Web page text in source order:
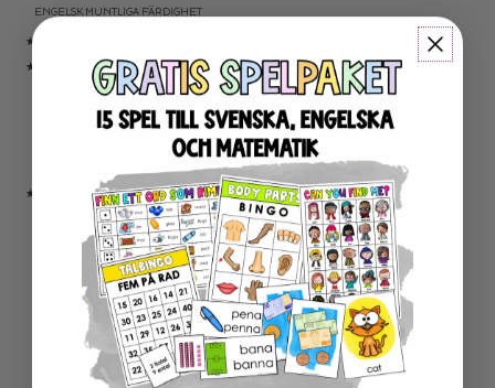
ENGELSK MUNTLIGA FÄRDIGHET
★ UTOMHUSPEDAGOGIK
★ ANDRA ÄMNEN
SOCIALA FÄRDIGHETER
SAMHÄLLSKUNSKAP
★ SERIER
ESCAPE ROOMS
UPPGIFTSKORT SVENSKA
NIVÅINDELADE LÄSTEXTER
LÄSKORT FAKTA
VI SKRIVER
SPRÅKSPIRALEN
MATTESPIRALEN